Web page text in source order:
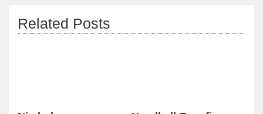
Related Posts